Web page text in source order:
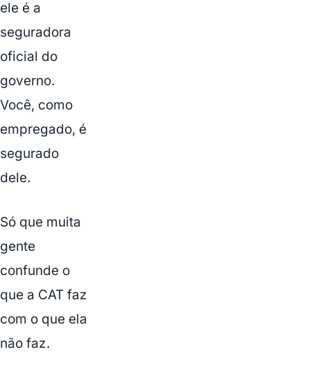
ele é a
seguradora
oficial do
governo.
Você, como
empregado, é
segurado
dele.
Só que muita
gente
confunde o
que a CAT faz
com o que ela
não faz.